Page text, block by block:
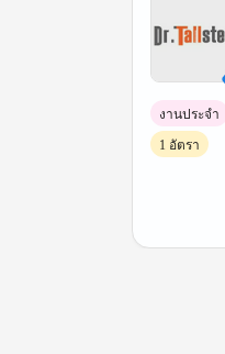
งานประจำ
1 อัตรา